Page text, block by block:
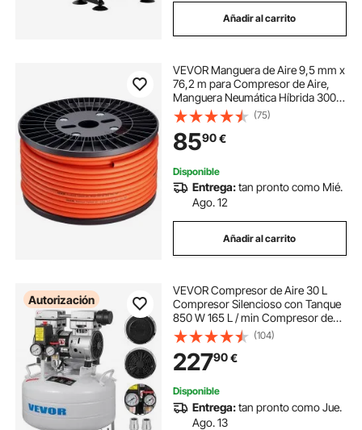
Añadir al carrito
VEVOR Manguera de Aire 9,5 mm x
76,2 m para Compresor de Aire,
Manguera Neumática Híbrida 300
PSI Resistente a Torceduras de Tres
Capas para Reparación Automotriz
y Proyectos DIY, sin Conectores
(75)
8590€
Disponible
Entrega:tan pronto como Mié.
Ago. 12
Añadir al carrito
Autorización
VEVOR Compresor de Aire 30 L
Compresor Silencioso con Tanque
850 W 165 L / min Compresor de
Aire Portátil para Reparación del
Hogar, Inflado de Neumáticos,
Limpieza de Suelos Radiantes
(104)
22790€
Disponible
Entrega:tan pronto como Jue.
Ago. 13